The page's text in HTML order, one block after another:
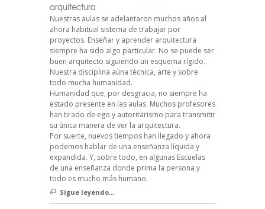
arquitectura
Nuestras aulas se adelantaron muchos años al
ahora habitual sistema de trabajar por
proyectos. Enseñar y aprender arquitectura
siempre ha sido algo particular. No se puede ser
buen arquitecto siguiendo un esquema rígido.
Nuestra disciplina aúna técnica, arte y sobre
todo mucha humanidad.
Humanidad que, por desgracia, no siempre ha
estado presente en las aulas. Muchos profesores
han tirado de ego y autoritarismo para transmitir
su única manera de ver la arquitectura.
Por suerte, nuevos tiempos han llegado y ahora
podemos hablar de una enseñanza líquida y
expandida. Y, sobre todo, en algunas Escuelas
de una enseñanza donde prima la persona y
todo es mucho más humano.
Sigue leyendo...